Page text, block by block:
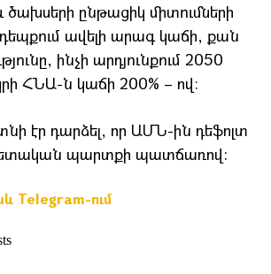
ծախսերի ընթացիկ միտումների
ավելի արագ կաճի, քան
ինչի արդյունքում 2050
ՀՆԱ-ն կաճի 200% – ով։
էր դարձել, որ ԱՄՆ-ին դեֆոլտ
պարտքի պատճառով:
Telegram-ում